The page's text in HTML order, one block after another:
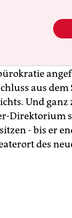
in den
hier wurden
aus
Und
Direktorium
- bis er
des